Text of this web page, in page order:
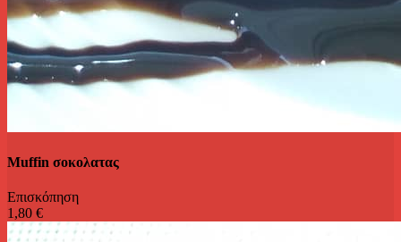
Muffin σοκολατας
Επισκόπηση
1,80 €